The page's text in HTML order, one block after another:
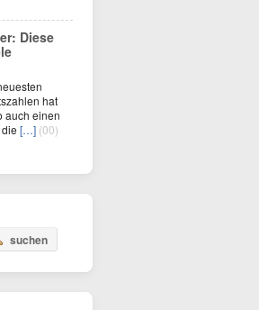
Diese
hat
auch einen
[…] (00)
suchen